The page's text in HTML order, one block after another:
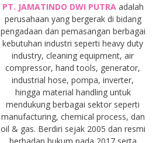
PT. JAMATINDO DWI PUTRA adalah
perusahaan yang bergerak di bidang
pengadaan dan pemasangan berbagai
kebutuhan industri seperti heavy duty
industry, cleaning equipment, air
compressor, hand tools, generator,
industrial hose, pompa, inverter,
hingga material handling untuk
mendukung berbagai sektor seperti
manufacturing, chemical process, dan
oil & gas. Berdiri sejak 2005 dan resmi
berbadan hukum pada 2017 serta